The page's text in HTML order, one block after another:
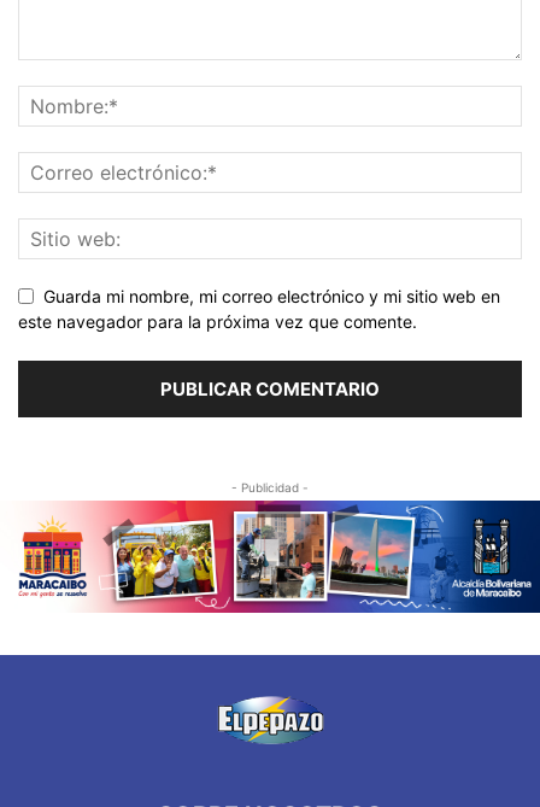
Guarda mi nombre, mi correo electrónico y mi sitio web en
este navegador para la próxima vez que comente.
- Publicidad -